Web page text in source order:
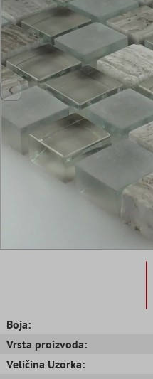
Boja:
Vrsta proizvoda:
Veličina Uzorka: